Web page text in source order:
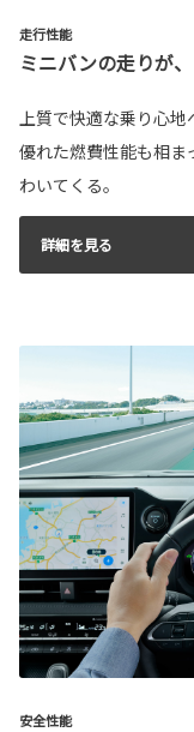
走行性能
ミニバンの走りが
上質で快適な乗り心地
優れた燃費性能も相ま
わいてくる。
詳細を見る
安全性能